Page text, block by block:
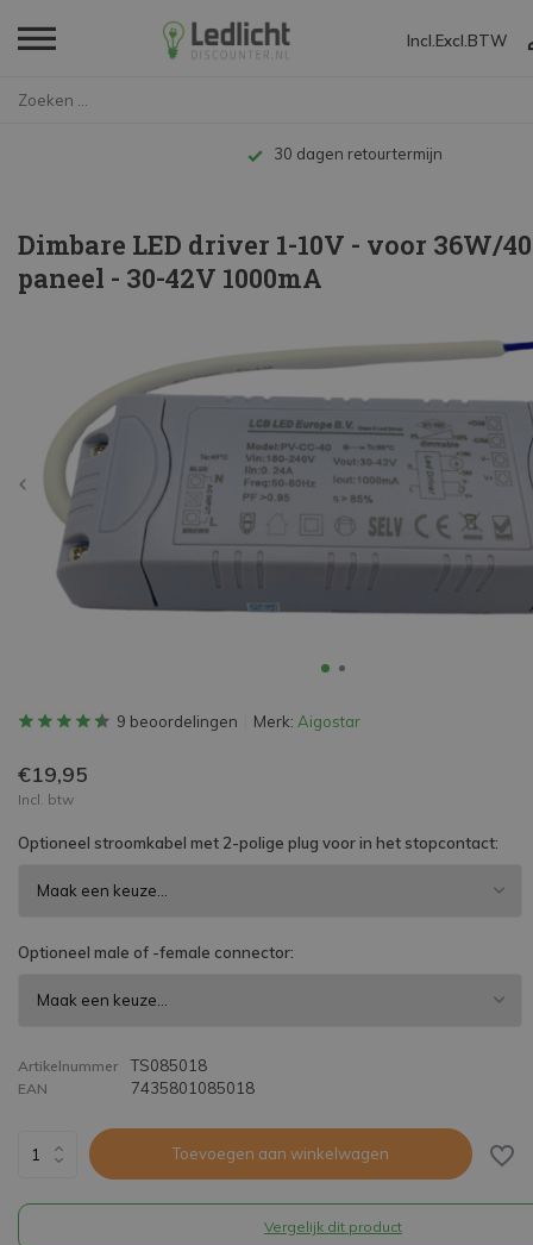
Incl. Excl. BTW
Tot 10 jaar garantie
Dimbare LED driver 1-10V - voor 36W/
paneel - 30-42V 1000mA
9 beoordelingen Merk: Aigostar
€19,95
Incl. btw
Optioneel stroomkabel met 2-polige plug voor in het stopcontact:
Optioneel male of -female connector:
Artikelnummer TS085018
EAN 7435801085018
Toevoegen aan winkelwagen
Vergelijk dit product